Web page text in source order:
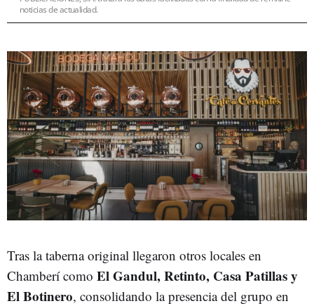
noticias de actualidad.
Tras la taberna original llegaron otros locales en
Chamberí como El Gandul, Retinto, Casa Patillas y
El Botinero, consolidando la presencia del grupo en